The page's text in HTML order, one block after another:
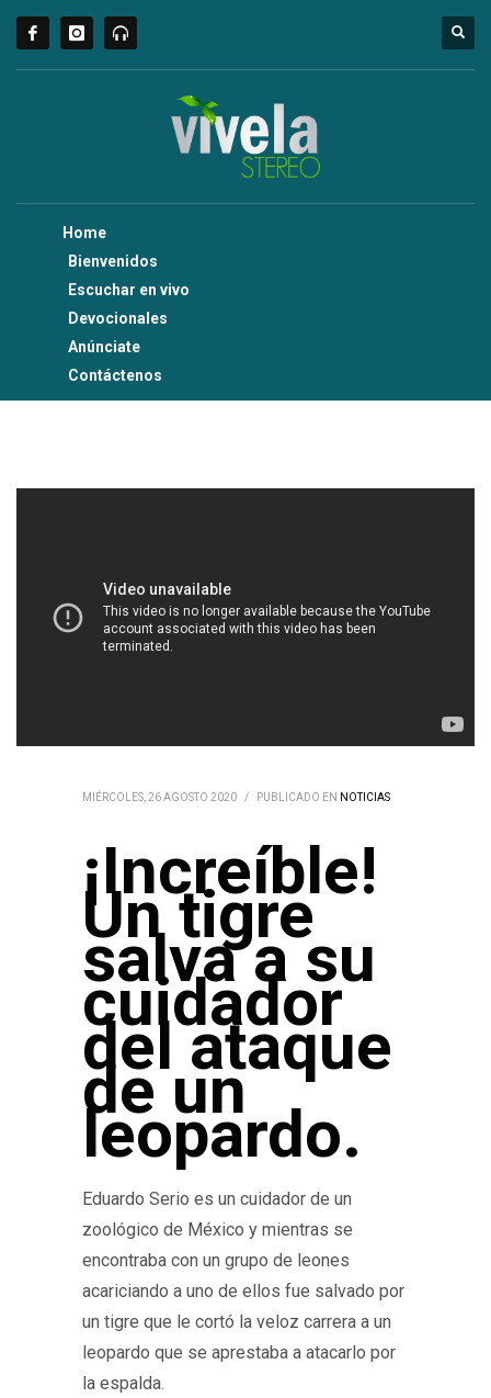
Home
Bienvenidos
Escuchar en vivo
Devocionales
Anúnciate
Contáctenos
MIÉRCOLES, 26 AGOSTO 2020 / PUBLICADO EN NOTICIAS
¡Increíble!
Un tigre
salva a su
cuidador
del ataque
de un
leopardo.
Eduardo Serio es un cuidador de un
zoológico de México y mientras se
encontraba con un grupo de leones
acariciando a uno de ellos fue salvado por
un tigre que le cortó la veloz carrera a un
leopardo que se aprestaba a atacarlo por
la espalda.